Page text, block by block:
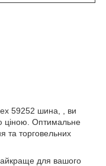
59252 шина, , ви
ціною. Оптимальне
та торговельних
для вашого